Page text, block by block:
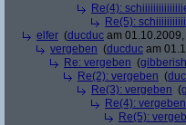
Re(4):
Re(5):
elfer (ducduc am
vergeben (ducduc am
Re: vergeben (gibberish
Re(2): vergeben (
Re(3): vergeben (
Re(4): vergeben
Re(5):